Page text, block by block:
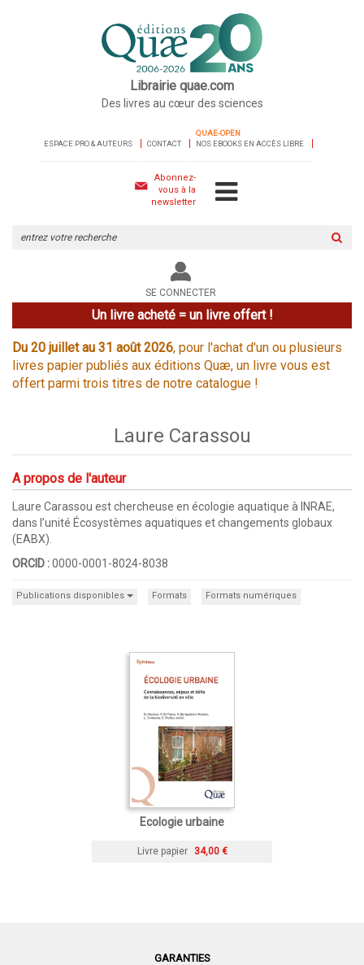
Librairie quae.com
Des livres au cœur des sciences
ESPACE PRO & AUTEURS CONTACT
QUAE-OPEN
NOS EBOOKS EN ACCÈS LIBRE
Abonnez-
vous à la
newsletter
le
site
SE CONNECTER
Un livre acheté = un livre offert !
Du 20 juillet au 31 août 2026, pour l'achat d'un ou plusieurs
livres papier publiés aux éditions Quæ, un livre vous est
offert parmi trois titres de notre catalogue !
Laure Carassou
A propos de l'auteur
Laure Carassou est chercheuse en écologie aquatique à INRAE,
dans l’unité Écosystèmes aquatiques et changements globaux
(EABX).
ORCID :0000-0001-8024-8038
Publications disponibles Formats Formats numériques
Ecologie urbaine
Livre papier 34,00 €
GARANTIES